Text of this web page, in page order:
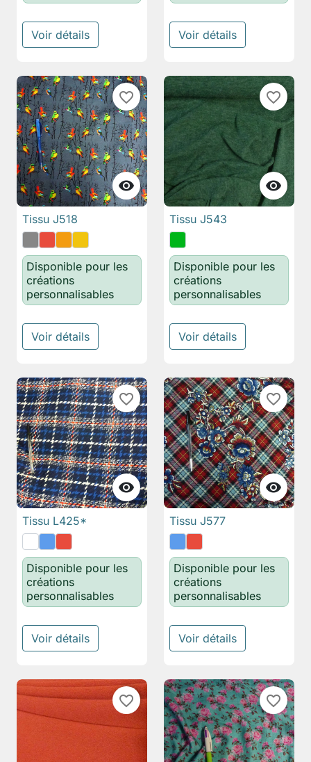
Voir détails Voir détails

favorite_border
Tissu J518
Disponible pour les
créations
personnalisables
Voir détails

favorite_border
Tissu J543
Disponible pour les
créations
personnalisables
Voir détails

favorite_border
Tissu L425*
Disponible pour les
créations
personnalisables
Voir détails

favorite_border
Tissu J577
Disponible pour les
créations
personnalisables
Voir détails
favorite_border favorite_border